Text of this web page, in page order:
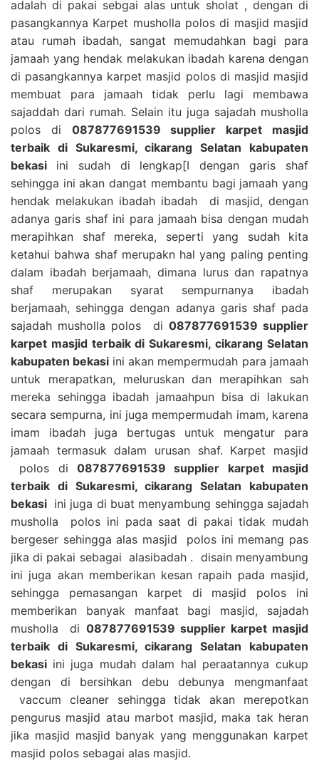
adalah di pakai sebgai alas untuk sholat , dengan di
pasangkannya Karpet musholla polos di masjid masjid
atau rumah ibadah, sangat memudahkan bagi para
jamaah yang hendak melakukan ibadah karena dengan
di pasangkannya karpet masjid polos di masjid masjid
membuat para jamaah tidak perlu lagi membawa
sajaddah dari rumah. Selain itu juga sajadah musholla
polos di 087877691539 supplier karpet masjid
terbaik di Sukaresmi, cikarang Selatan kabupaten
bekasi ini sudah di lengkap[I dengan garis shaf
sehingga ini akan dangat membantu bagi jamaah yang
hendak melakukan ibadah ibadah di masjid, dengan
adanya garis shaf ini para jamaah bisa dengan mudah
merapihkan shaf mereka, seperti yang sudah kita
ketahui bahwa shaf merupakn hal yang paling penting
dalam ibadah berjamaah, dimana lurus dan rapatnya
shaf merupakan syarat sempurnanya ibadah
berjamaah, sehingga dengan adanya garis shaf pada
sajadah musholla polos di 087877691539 supplier
karpet masjid terbaik di Sukaresmi, cikarang Selatan
kabupaten bekasi ini akan mempermudah para jamaah
untuk merapatkan, meluruskan dan merapihkan sah
mereka sehingga ibadah jamaahpun bisa di lakukan
secara sempurna, ini juga mempermudah imam, karena
imam ibadah juga bertugas untuk mengatur para
jamaah termasuk dalam urusan shaf. Karpet masjid
polos di 087877691539 supplier karpet masjid
terbaik di Sukaresmi, cikarang Selatan kabupaten
bekasi ini juga di buat menyambung sehingga sajadah
musholla polos ini pada saat di pakai tidak mudah
bergeser sehingga alas masjid polos ini memang pas
jika di pakai sebagai alasibadah . disain menyambung
ini juga akan memberikan kesan rapaih pada masjid,
sehingga pemasangan karpet di masjid polos ini
memberikan banyak manfaat bagi masjid, sajadah
musholla di 087877691539 supplier karpet masjid
terbaik di Sukaresmi, cikarang Selatan kabupaten
bekasi ini juga mudah dalam hal peraatannya cukup
dengan di bersihkan debu debunya mengmanfaat
vaccum cleaner sehingga tidak akan merepotkan
pengurus masjid atau marbot masjid, maka tak heran
jika masjid masjid banyak yang menggunakan karpet
masjid polos sebagai alas masjid.